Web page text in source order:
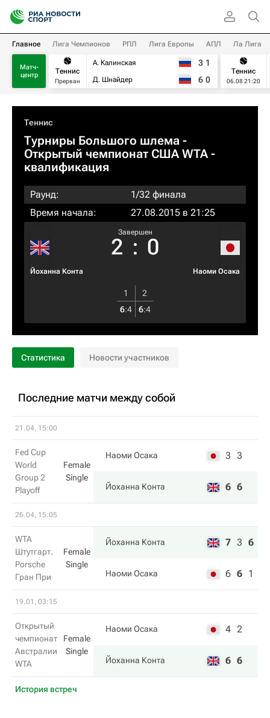
Главное Лига Чемпионов РПЛ Лига Европы АПЛ Ла Лига
Матч-
центр
Теннис
Прерван
А. Калинская
Д. Шнайдер
3 1
6 0
Теннис
06.08 21:20
Теннис
Турниры Большого шлема -
Открытый чемпионат США WTA -
квалификация
Раунд:
1/32 финала
Время начала:
27.08.2015 в 21:25
Йоханна Конта
Завершен
2 : 0
Наоми Осака
1
2
6:4 6:4
Статистика Новости участников
Последние матчи между собой
21.04, 15:00
Fed Cup
World
Group 2
Playoff
Female
Single
Наоми Осака 3 3
Йоханна Конта 6 6
26.04, 15:05
WTA
Штутгарт.
Porsche
Гран При
Female
Single
Йоханна Конта 7 3 6
Наоми Осака 6 6 1
19.01, 03:15
Открытый
чемпионат
Австралии
WTA
Female
Single
Наоми Осака 4 2
Йоханна Конта 6 6
История встреч